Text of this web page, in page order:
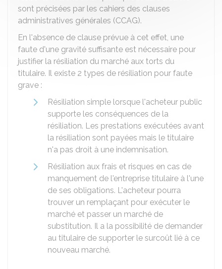
sont précisées par les cahiers des clauses
administratives générales (CCAG).
En l'absence de clause prévue à cet effet, une
faute d'une gravité suffisante est nécessaire pour
justifier la résiliation du marché aux torts du
titulaire. Il existe 2 types de résiliation pour faute
grave :
Résiliation simple lorsque l'acheteur public
supporte les conséquences de la
résiliation. Les prestations exécutées avant
la résiliation sont payées mais le titulaire
n'a pas droit à une indemnisation.
Résiliation aux frais et risques en cas de
manquement de l'entreprise titulaire à l'une
de ses obligations. L'acheteur pourra
trouver un remplaçant pour exécuter le
marché et passer un marché de
substitution. Il a la possibilité de demander
au titulaire de supporter le surcoût lié à ce
nouveau marché.